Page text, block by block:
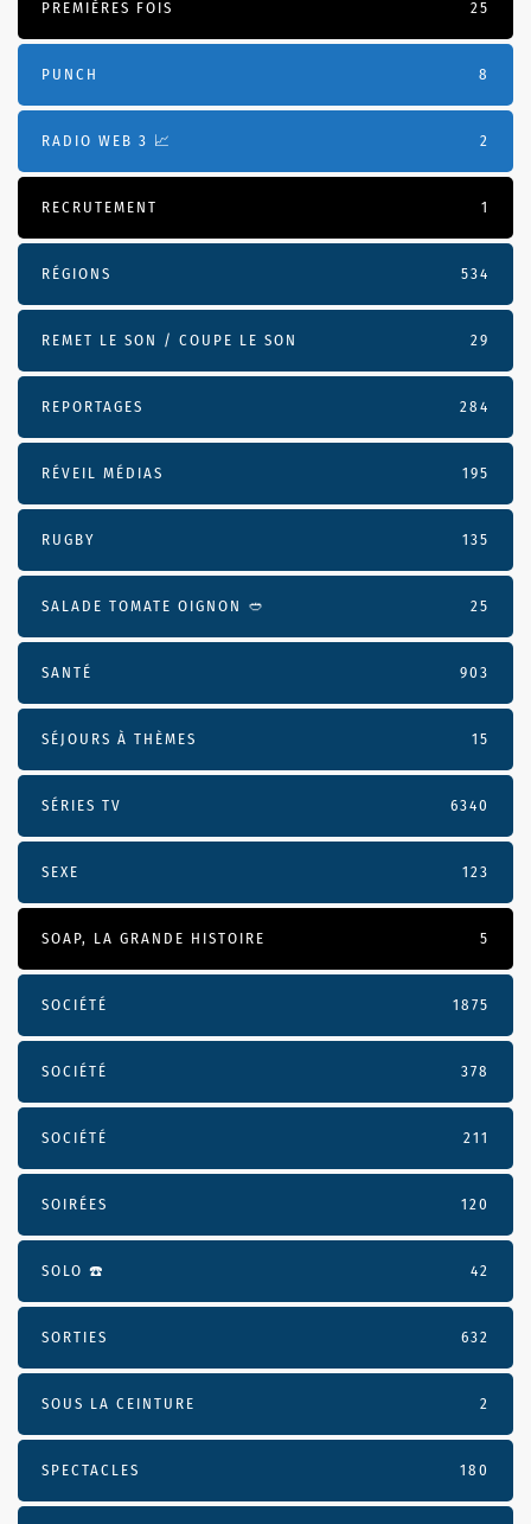
PREMIÈRES FOIS 25
PUNCH 8
RADIO WEB 3 📈 2
RECRUTEMENT 1
RÉGIONS 534
REMET LE SON / COUPE LE SON 29
REPORTAGES 284
RÉVEIL MÉDIAS 195
RUGBY 135
SALADE TOMATE OIGNON 🥙 25
SANTÉ 903
SÉJOURS À THÈMES 15
SÉRIES TV 6340
SEXE 123
SOAP, LA GRANDE HISTOIRE 5
SOCIÉTÉ 1875
SOCIÉTÉ 378
SOCIÉTÉ 211
SOIRÉES 120
SOLO ☎️ 42
SORTIES 632
SOUS LA CEINTURE 2
SPECTACLES 180